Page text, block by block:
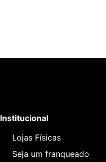
Institucional
Lojas Físicas
Seja um franqueado